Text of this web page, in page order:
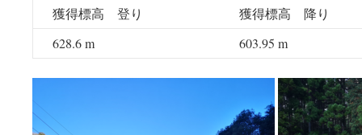
獲得標高 登り
獲得標高 降り
628.6 m
603.95 m